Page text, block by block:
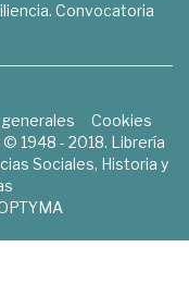
Convocatoria
Cookies
1948 - 2018. Librería
Sociales, Historia y